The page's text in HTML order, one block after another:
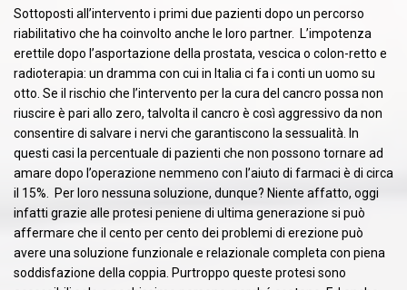
Sottoposti all’intervento i primi due pazienti dopo un percorso
riabilitativo che ha coinvolto anche le loro partner. L’impotenza
erettile dopo l’asportazione della prostata, vescica o colon-retto e
radioterapia: un dramma con cui in Italia ci fa i conti un uomo su
otto. Se il rischio che l’intervento per la cura del cancro possa non
riuscire è pari allo zero, talvolta il cancro è così aggressivo da non
consentire di salvare i nervi che garantiscono la sessualità. In
questi casi la percentuale di pazienti che non possono tornare ad
amare dopo l’operazione nemmeno con l’aiuto di farmaci è di circa
il 15%. Per loro nessuna soluzione, dunque? Niente affatto, oggi
infatti grazie alle protesi peniene di ultima generazione si può
affermare che il cento per cento dei problemi di erezione può
avere una soluzione funzionale e relazionale completa con piena
soddisfazione della coppia. Purtroppo queste protesi sono